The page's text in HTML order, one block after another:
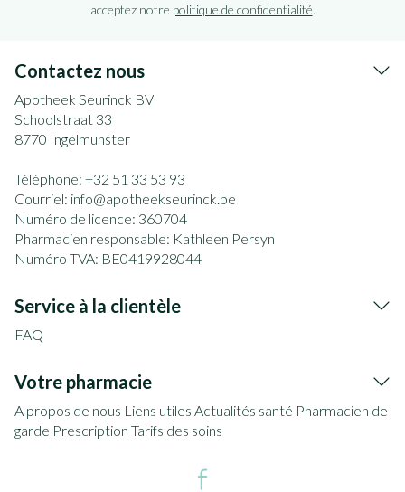
acceptez notre politique de confidentialité.
Contactez nous
Apotheek Seurinck BV
Schoolstraat 33
8770 Ingelmunster
Téléphone: +32 51 33 53 93
Courriel: info@apotheekseurinck.be
Numéro de licence: 360704
Pharmacien responsable: Kathleen Persyn
Numéro TVA: BE0419928044
Service à la clientèle
FAQ
Votre pharmacie
A propos de nous Liens utiles Actualités santé Pharmacien de
garde Prescription Tarifs des soins